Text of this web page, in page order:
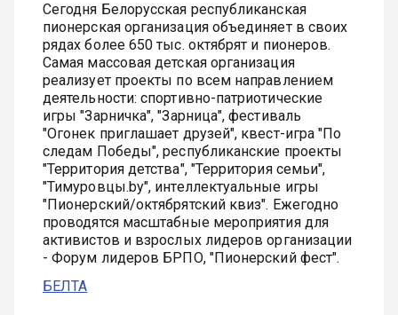
Сегодня Белорусская республиканская
пионерская организация объединяет в своих
рядах более 650 тыс. октябрят и пионеров.
Самая массовая детская организация
реализует проекты по всем направлением
деятельности: спортивно-патриотические
игры "Зарничка", "Зарница", фестиваль
"Огонек приглашает друзей", квест-игра "По
следам Победы", республиканские проекты
"Территория детства", "Территория семьи",
"Тимуровцы.by", интеллектуальные игры
"Пионерский/октябрятский квиз". Ежегодно
проводятся масштабные мероприятия для
активистов и взрослых лидеров организации
- Форум лидеров БРПО, "Пионерский фест".
БЕЛТА